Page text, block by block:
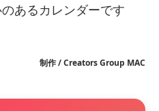
あるカレンダーです
制作 / Creators Group MAC